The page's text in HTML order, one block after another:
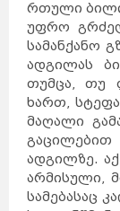
რთული
უფრო
სამანქანო
ადგილას
თუმცა, თუ
ხართ,
მაღალი
გაცილებით
ადგილზე. აქ
არმისული,
სამებასაც